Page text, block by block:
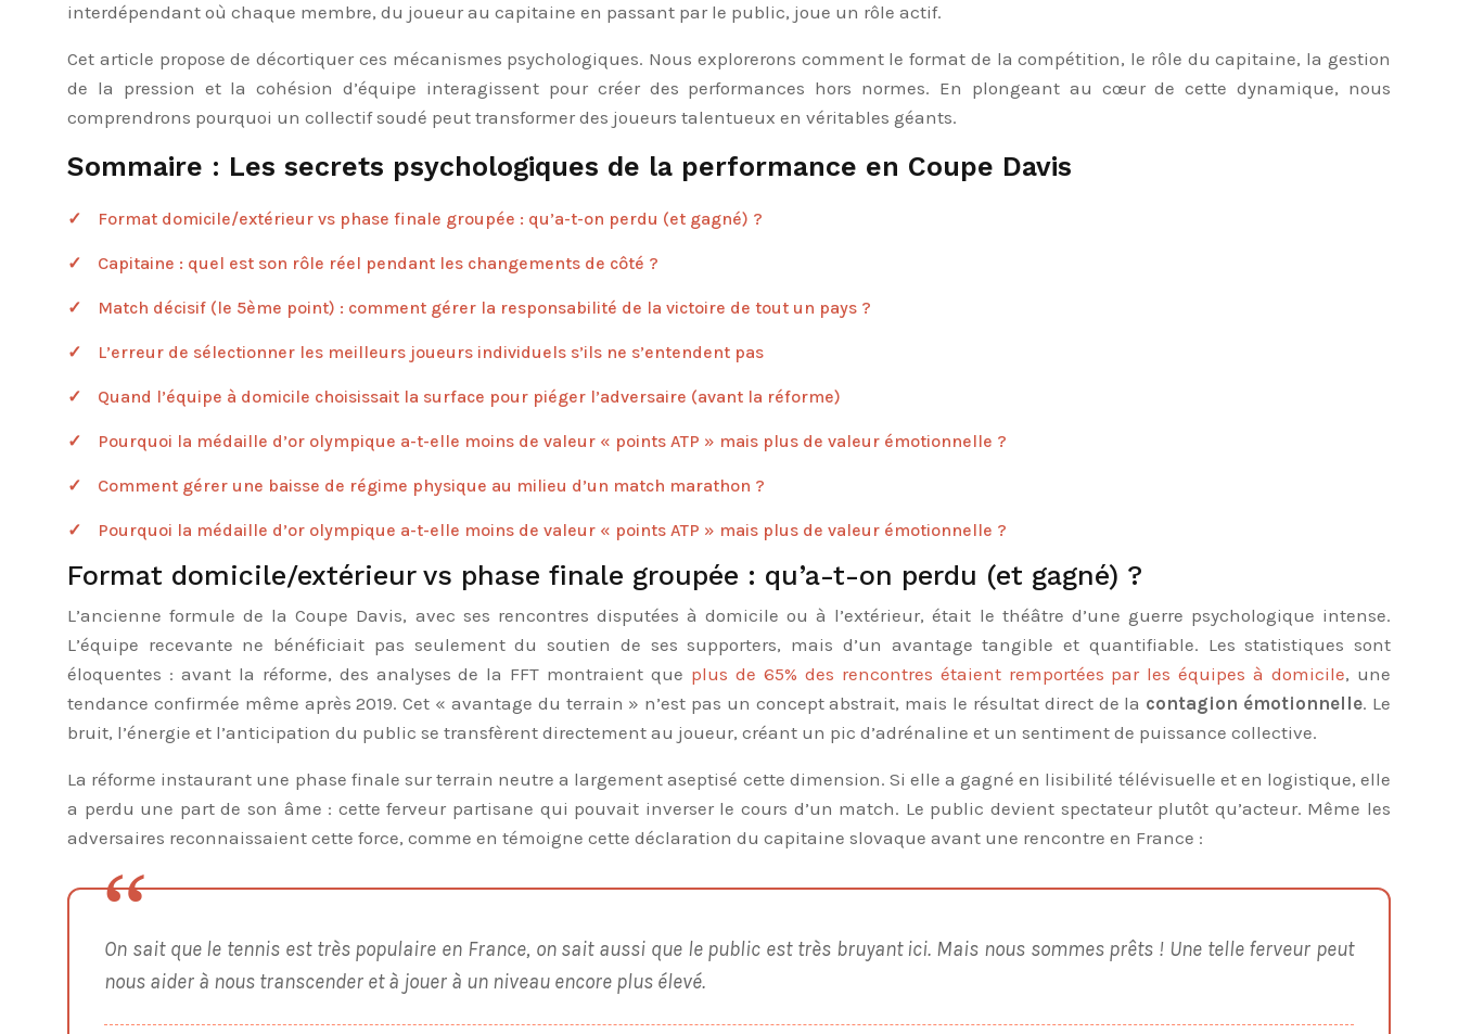
interdépendant où chaque membre, du joueur au capitaine en passant par le public, joue un rôle actif.
Cet article propose de décortiquer ces mécanismes psychologiques. Nous explorerons comment le format de la compétition, le rôle du capitaine, la gestion
de la pression et la cohésion d’équipe interagissent pour créer des performances hors normes. En plongeant au cœur de cette dynamique, nous
comprendrons pourquoi un collectif soudé peut transformer des joueurs talentueux en véritables géants.
Sommaire : Les secrets psychologiques de la performance en Coupe Davis
Format domicile/extérieur vs phase finale groupée : qu’a-t-on perdu (et gagné) ?
Capitaine : quel est son rôle réel pendant les changements de côté ?
Match décisif (le 5ème point) : comment gérer la responsabilité de la victoire de tout un pays ?
L’erreur de sélectionner les meilleurs joueurs individuels s’ils ne s’entendent pas
Quand l’équipe à domicile choisissait la surface pour piéger l’adversaire (avant la réforme)
Pourquoi la médaille d’or olympique a-t-elle moins de valeur « points ATP » mais plus de valeur émotionnelle ?
Comment gérer une baisse de régime physique au milieu d’un match marathon ?
Pourquoi la médaille d’or olympique a-t-elle moins de valeur « points ATP » mais plus de valeur émotionnelle ?
Format domicile/extérieur vs phase finale groupée : qu’a-t-on perdu (et gagné) ?
L’ancienne formule de la Coupe Davis, avec ses rencontres disputées à domicile ou à l’extérieur, était le théâtre d’une guerre psychologique intense.
L’équipe recevante ne bénéficiait pas seulement du soutien de ses supporters, mais d’un avantage tangible et quantifiable. Les statistiques sont
éloquentes : avant la réforme, des analyses de la FFT montraient que plus de 65% des rencontres étaient remportées par les équipes à domicile, une
tendance confirmée même après 2019. Cet « avantage du terrain » n’est pas un concept abstrait, mais le résultat direct de la contagion émotionnelle. Le
bruit, l’énergie et l’anticipation du public se transfèrent directement au joueur, créant un pic d’adrénaline et un sentiment de puissance collective.
La réforme instaurant une phase finale sur terrain neutre a largement aseptisé cette dimension. Si elle a gagné en lisibilité télévisuelle et en logistique, elle
a perdu une part de son âme : cette ferveur partisane qui pouvait inverser le cours d’un match. Le public devient spectateur plutôt qu’acteur. Même les
adversaires reconnaissaient cette force, comme en témoigne cette déclaration du capitaine slovaque avant une rencontre en France :
On sait que le tennis est très populaire en France, on sait aussi que le public est très bruyant ici. Mais nous sommes prêts ! Une telle ferveur peut
nous aider à nous transcender et à jouer à un niveau encore plus élevé.